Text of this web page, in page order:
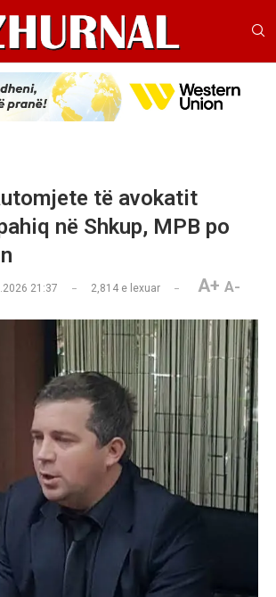
të avokatit
në Shkup, MPB po
21:37 2,814 e lexuar A+ A-